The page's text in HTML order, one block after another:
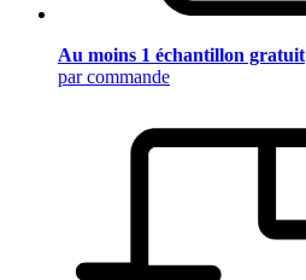
Au moins 1 échantillon gratuit
par commande